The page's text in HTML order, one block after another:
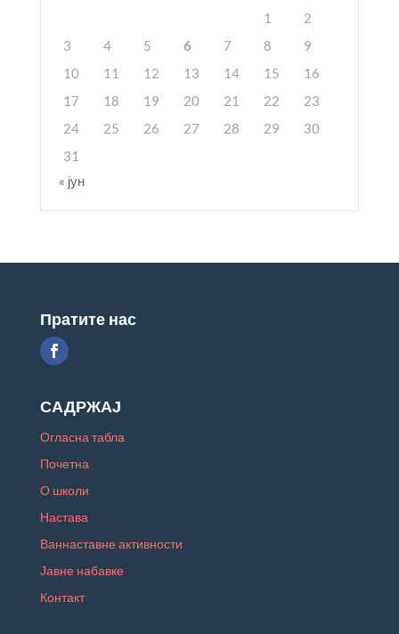
1
2
3
4 5 6 7 8
9
10
11 12 13 14 15
16
17
18 19 20 21 22
23
24
25 26 27 28 29
30
31
« јун
Пратите нас
САДРЖАЈ
Огласна табла
Почетна
О школи
Настава
Ваннаставне активности
Јавне набавке
Контакт